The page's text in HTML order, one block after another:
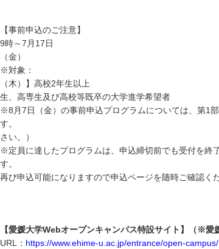
【事前申込
9時～7月17日
※対
（木）】高校
生、高専生及び高校等既卒の大学進学希望者
※8月7日（金）の事前申込プログラムについては、第1
す。 （同
さい。）
※定員に達したプログラムは、申込締切前でも受付を終
す。 申込
再び申込可能になりますので申込ページを随時ご確認く
【愛媛大学Webオープンキャンパス特設サイト】（※愛
URL： https://www.ehime-u.ac.jp/entrance/open-campus/